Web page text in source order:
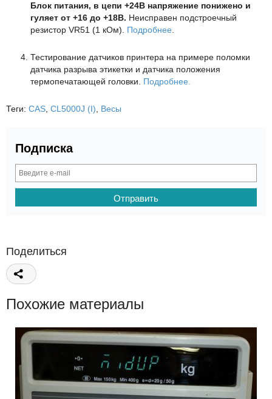
Блок питания, в цепи +24В напряжение понижено и
гуляет от +16 до +18В. Неисправен подстроечный
резистор VR51 (1 кОм). Подробнее
Тестирование датчиков принтера на примере поломки
датчика разрыва этикетки и датчика положения
термопечатающей головки. Подробнее.
Теги: CAS CL5000J (I) Весы
Подписка
Поделиться
Похожие материалы